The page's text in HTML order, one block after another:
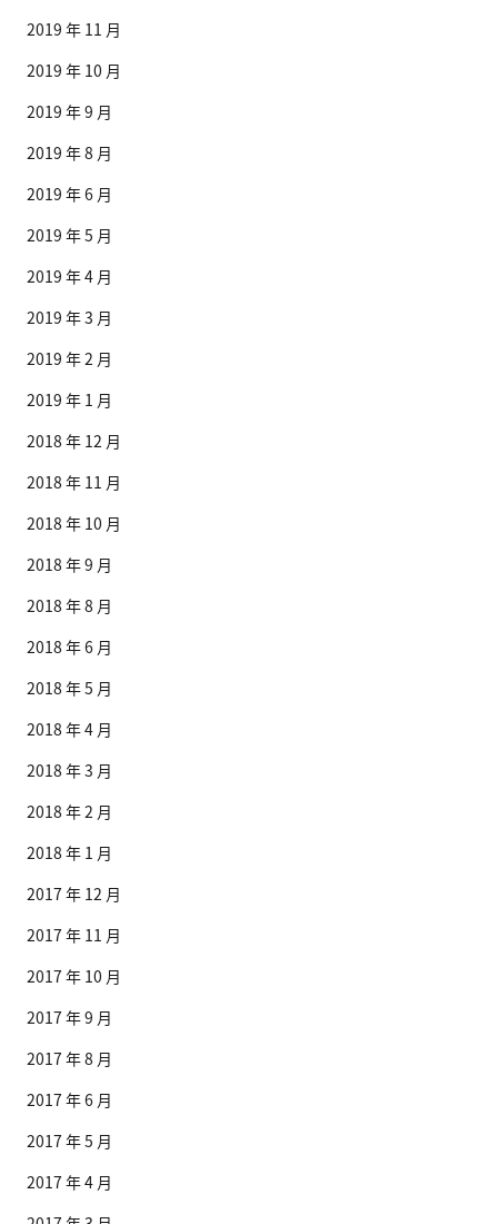
2019 年 11 月
2019 年 10 月
2019 年 9 月
2019 年 8 月
2019 年 6 月
2019 年 5 月
2019 年 4 月
2019 年 3 月
2019 年 2 月
2019 年 1 月
2018 年 12 月
2018 年 11 月
2018 年 10 月
2018 年 9 月
2018 年 8 月
2018 年 6 月
2018 年 5 月
2018 年 4 月
2018 年 3 月
2018 年 2 月
2018 年 1 月
2017 年 12 月
2017 年 11 月
2017 年 10 月
2017 年 9 月
2017 年 8 月
2017 年 6 月
2017 年 5 月
2017 年 4 月